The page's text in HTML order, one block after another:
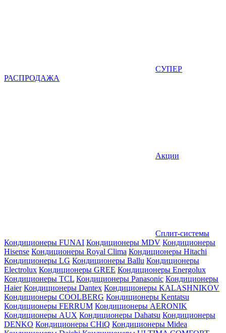
СУПЕР
РАСПРОДАЖА
Акции
Сплит-системы
Кондиционеры FUNAI Кондиционеры MDV Кондиционеры
Hisense Кондиционеры Royal Clima Кондиционеры Hitachi
Кондиционеры LG Кондиционеры Ballu Кондиционеры
Electrolux Кондиционеры GREE Кондиционеры Energolux
Кондиционеры TCL Кондиционеры Panasonic Кондиционеры
Haier Кондиционеры Dantex Кондиционеры KALASHNIKOV
Кондиционеры СOOLBERG Кондиционеры Kentatsu
Кондиционеры FERRUM Кондиционеры AERONIK
Кондиционеры AUX Кондиционеры Dahatsu Кондиционеры
DENKO Кондиционеры CHiQ Кондиционеры Midea